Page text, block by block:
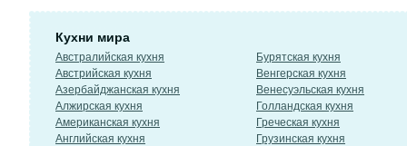
Кухни мира
Австралийская кухня
Австрийская кухня
Азербайджанская кухня
Алжирская кухня
Американская кухня
Английская кухня
Бурятская кухня
Венгерская кухня
Венесуэльская кухня
Голландская кухня
Греческая кухня
Грузинская кухня